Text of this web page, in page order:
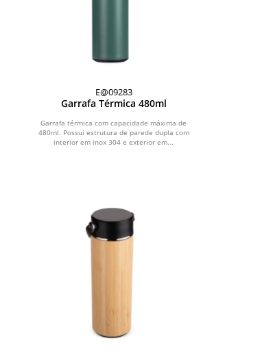
E@09283
Garrafa Térmica 480ml
Garrafa térmica com capacidade máxima de
480ml. Possui estrutura de parede dupla com
interior em inox 304 e exterior em...